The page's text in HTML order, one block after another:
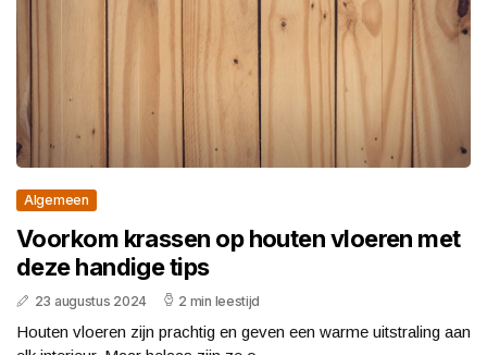
Algemeen
Voorkom krassen op houten vloeren met
deze handige tips
23 augustus 2024 2 min leestijd
Houten vloeren zijn prachtig en geven een warme uitstraling aan